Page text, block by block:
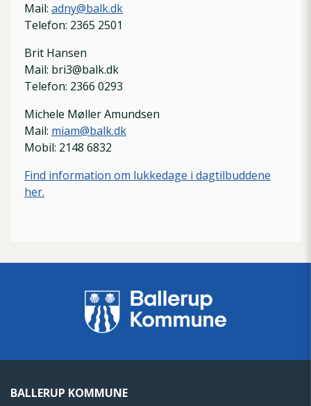
Mail: adny@balk.dk
Telefon: 2365 2501
Brit Hansen
Mail: bri3@balk.dk
Telefon: 2366 0293
Michele Møller Amundsen
Mail: miam@balk.dk
Mobil: 2148 6832
Find information om lukkedage i dagtilbuddene
her.
BALLERUP KOMMUNE